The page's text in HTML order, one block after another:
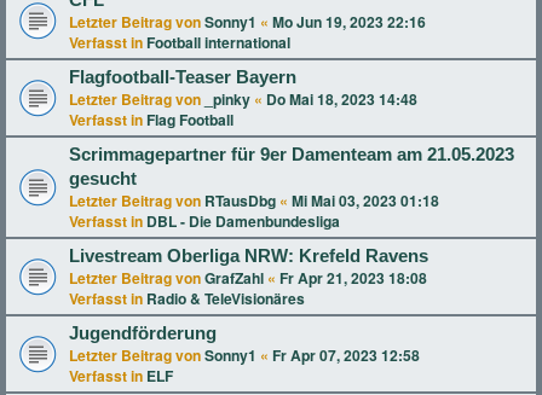
Letzter Beitrag vonSonny1 « Mo Jun 19, 2023 22:16
Verfasst in Football international
Flagfootball-Teaser Bayern
Letzter Beitrag von _pinky « Do Mai 18, 2023 14:48
Verfasst in Flag Football
Scrimmagepartner für 9er Damenteam am 21.05.2023
gesucht
Letzter Beitrag von RTausDbg « Mi Mai 03, 2023 01:18
Verfasst in DBL - Die Damenbundesliga
Livestream Oberliga NRW: Krefeld Ravens
Letzter Beitrag vonGrafZahl « Fr Apr 21, 2023 18:08
Verfasst in Radio & TeleVisionäres
Jugendförderung
Letzter Beitrag vonSonny1 « Fr Apr 07, 2023 12:58
Verfasst in ELF